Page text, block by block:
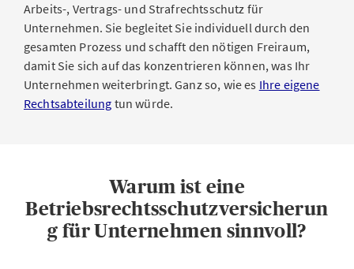
Arbeits-, Vertrags- und Strafrechtsschutz für
Unternehmen. Sie begleitet Sie individuell durch den
gesamten Prozess und schafft den nötigen Freiraum,
damit Sie sich auf das konzentrieren können, was Ihr
Unternehmen weiterbringt. Ganz so, wie es Ihre eigene
Rechtsabteilung tun würde.
Warum ist eine
Betriebsrechtsschutzversicherun
g für Unternehmen sinnvoll?